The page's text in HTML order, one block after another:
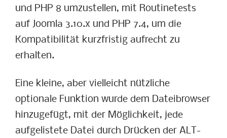
und PHP 8 umzustellen, mit Routinetests
auf Joomla 3.10.x und PHP 7.4, um die
Kompatibilität kurzfristig aufrecht zu
erhalten.
Eine kleine, aber vielleicht nützliche
optionale Funktion wurde dem Dateibrowser
hinzugefügt, mit der Möglichkeit, jede
aufgelistete Datei durch Drücken der ALT-